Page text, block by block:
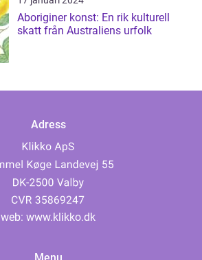
Aboriginer konst: En rik kulturell
skatt från Australiens urfolk
Adress
web: www.klikko.dk